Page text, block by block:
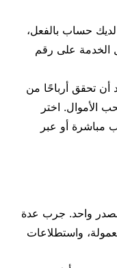
حساب بالفعل،
الخدمة على رقم
أن تحقق أرباحًا من
الأموال. اختر
مباشرة أو عبر
مصدر واحد. جرب عدة
واستطلاعات